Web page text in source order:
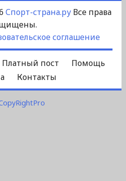
Спорт-страна.руВсе права
соглашение
Платный пост
Помощь
Контакты